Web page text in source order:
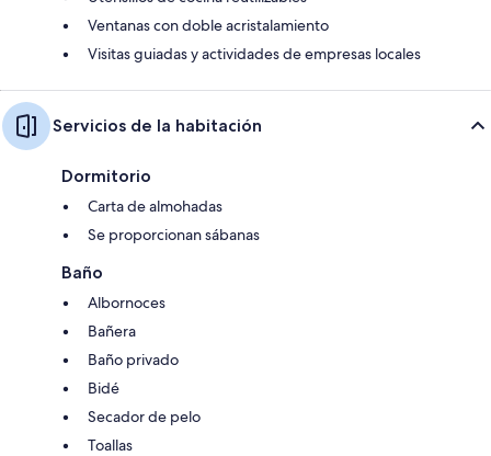
Ventanas con doble acristalamiento
Visitas guiadas y actividades de empresas locales
Servicios de la habitación
Dormitorio
Carta de almohadas
Se proporcionan sábanas
Baño
Albornoces
Bañera
Baño privado
Bidé
Secador de pelo
Toallas